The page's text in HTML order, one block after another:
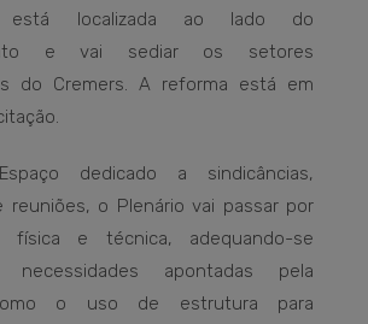
está localizada ao lado do
e vai sediar os setores
do Cremers. A reforma está em
dedicado a sindicâncias,
reuniões, o Plenário vai passar por
física e técnica, adequando-se
apontadas pela
o uso de estrutura para